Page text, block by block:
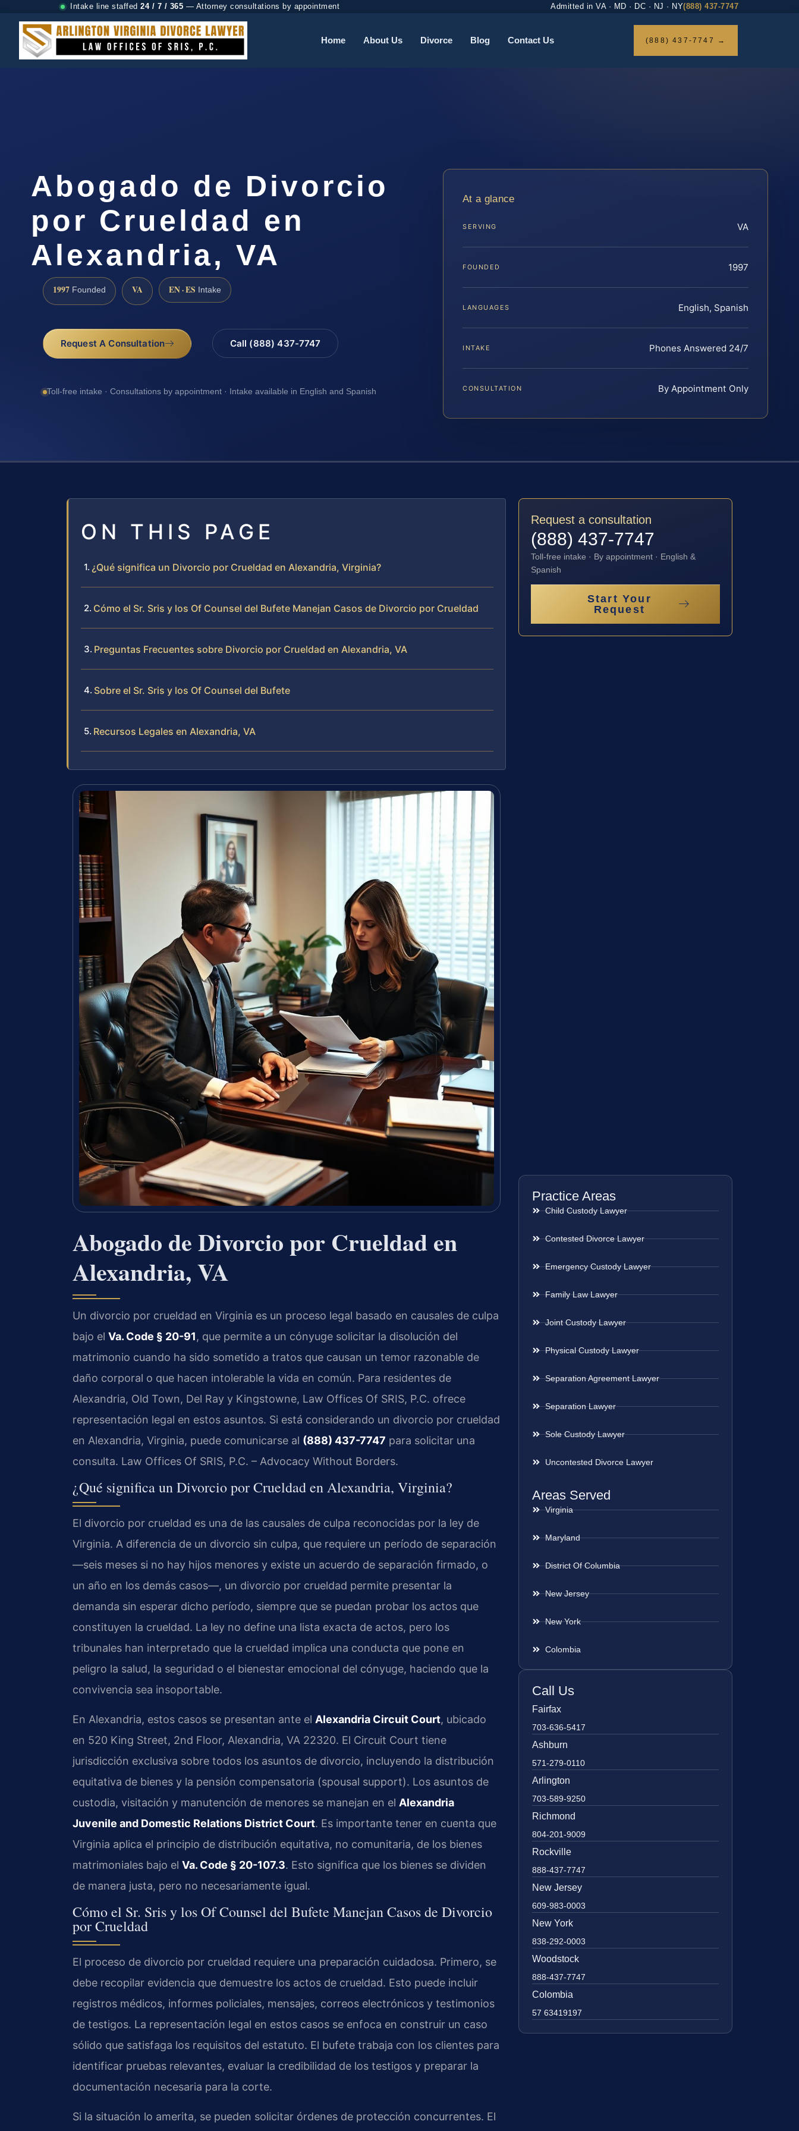
Intake line staffed 24 / 7 / 365 — Attorney consultations by appointment Admitted in VA · MD · DC · NJ · NY(888) 437-7747
Home About Us Divorce Blog Contact Us (888) 437-7747 →
Abogado de Divorcio
por Crueldad en
Alexandria, VA
1997 Founded VA EN · ES Intake
Request A Consultation Call (888) 437-7747
Toll-free intake · Consultations by appointment · Intake available in English and Spanish
At a glance
SERVING VA
FOUNDED 1997
LANGUAGES English, Spanish
INTAKE Phones Answered 24/7
CONSULTATION By Appointment Only
ON THIS PAGE
¿Qué significa un Divorcio por Crueldad en Alexandria, Virginia?
Cómo el Sr. Sris y los Of Counsel del Bufete Manejan Casos de Divorcio por Crueldad
Preguntas Frecuentes sobre Divorcio por Crueldad en Alexandria, VA
Sobre el Sr. Sris y los Of Counsel del Bufete
Recursos Legales en Alexandria, VA
Abogado de Divorcio por Crueldad en
Alexandria, VA
Un divorcio por crueldad en Virginia es un proceso legal basado en causales de culpa
bajo el Va. Code § 20-91, que permite a un cónyuge solicitar la disolución del
matrimonio cuando ha sido sometido a tratos que causan un temor razonable de
daño corporal o que hacen intolerable la vida en común. Para residentes de
Alexandria, Old Town, Del Ray y Kingstowne, Law Offices Of SRIS, P.C. ofrece
representación legal en estos asuntos. Si está considerando un divorcio por crueldad
en Alexandria, Virginia, puede comunicarse al (888) 437-7747 para solicitar una
consulta. Law Offices Of SRIS, P.C. – Advocacy Without Borders.
¿Qué significa un Divorcio por Crueldad en Alexandria, Virginia?
El divorcio por crueldad es una de las causales de culpa reconocidas por la ley de
Virginia. A diferencia de un divorcio sin culpa, que requiere un período de separación
—seis meses si no hay hijos menores y existe un acuerdo de separación firmado, o
un año en los demás casos—, un divorcio por crueldad permite presentar la
demanda sin esperar dicho período, siempre que se puedan probar los actos que
constituyen la crueldad. La ley no define una lista exacta de actos, pero los
tribunales han interpretado que la crueldad implica una conducta que pone en
peligro la salud, la seguridad o el bienestar emocional del cónyuge, haciendo que la
convivencia sea insoportable.
En Alexandria, estos casos se presentan ante el Alexandria Circuit Court, ubicado
en 520 King Street, 2nd Floor, Alexandria, VA 22320. El Circuit Court tiene
jurisdicción exclusiva sobre todos los asuntos de divorcio, incluyendo la distribución
equitativa de bienes y la pensión compensatoria (spousal support). Los asuntos de
custodia, visitación y manutención de menores se manejan en el Alexandria
Juvenile and Domestic Relations District Court. Es importante tener en cuenta que
Virginia aplica el principio de distribución equitativa, no comunitaria, de los bienes
matrimoniales bajo el Va. Code § 20-107.3. Esto significa que los bienes se dividen
de manera justa, pero no necesariamente igual.
Cómo el Sr. Sris y los Of Counsel del Bufete Manejan Casos de Divorcio
por Crueldad
El proceso de divorcio por crueldad requiere una preparación cuidadosa. Primero, se
debe recopilar evidencia que demuestre los actos de crueldad. Esto puede incluir
registros médicos, informes policiales, mensajes, correos electrónicos y testimonios
de testigos. La representación legal en estos casos se enfoca en construir un caso
sólido que satisfaga los requisitos del estatuto. El bufete trabaja con los clientes para
identificar pruebas relevantes, evaluar la credibilidad de los testigos y preparar la
documentación necesaria para la corte.
Si la situación lo amerita, se pueden solicitar órdenes de protección concurrentes. El
Request a consultation
(888) 437-7747
Toll-free intake · By appointment · English &
Spanish
Start Your
Request
Practice Areas
Child Custody Lawyer
Contested Divorce Lawyer
Emergency Custody Lawyer
Family Law Lawyer
Joint Custody Lawyer
Physical Custody Lawyer
Separation Agreement Lawyer
Separation Lawyer
Sole Custody Lawyer
Uncontested Divorce Lawyer
Areas Served
Virginia
Maryland
District Of Columbia
New Jersey
New York
Colombia
Call Us
Fairfax
703-636-5417
Ashburn
571-279-0110
Arlington
703-589-9250
Richmond
804-201-9009
Rockville
888-437-7747
New Jersey
609-983-0003
New York
838-292-0003
Woodstock
888-437-7747
Colombia
57 63419197